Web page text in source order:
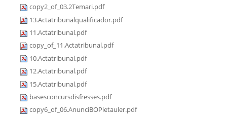
copy2_of_03.2Temari.pdf
13.Actatribunalqualificador.pdf
11.Actatribunal.pdf
copy_of_11.Actatribunal.pdf
10.Actatribunal.pdf
12.Actatribunal.pdf
15.Actatribunal.pdf
basesconcursdisfresses.pdf
copy6_of_06.AnunciBOPietauler.pdf